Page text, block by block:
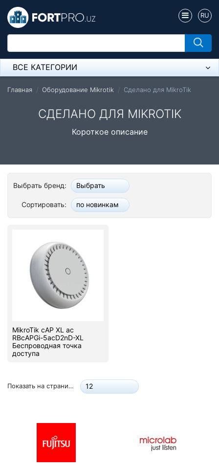
RU
ВСЕ КАТЕГОРИИ
Микрофон
Напольные розетки
Оборудование Mikrotik
Модемы ADSL, Wan/Lan Роутеры, Wi-Fi
IP Телефония
Серверное оборудование
UPS Источники бесперебойного питания
Мышки и Клавиатуры
Сетевое оборудование
Системы охлаждения
Компьютеры Fujitsu
Главная Оборудование Mikrotik Сделано для MikroTik
СДЕЛАНО ДЛЯ MIKROTIK
Короткое описание
Выбрать бренд: Выбрать
Сортировать: по новинкам
MikroTik cAP XL ac
RBcAPGi-5acD2nD-XL
Беспроводная точка
доступа
Показать на странице: 12